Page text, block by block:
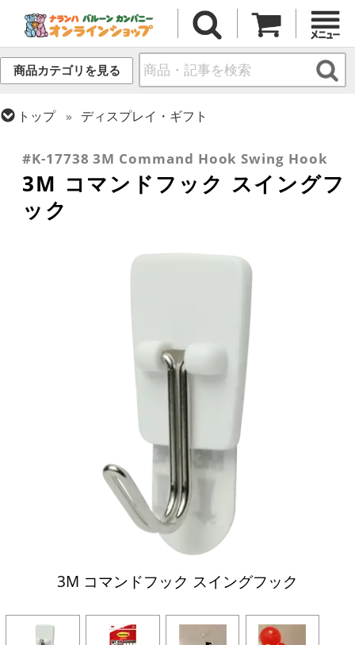
商品カテゴリを見る
トップ
ディスプレイ・ギフト
#K-17738 3M Command Hook Swing Hook
3M コマンドフック スイングフ
ック
3M コマンドフック スイングフック